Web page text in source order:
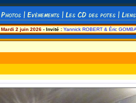
Mardi 2 juin 2026 - Invité : Yannick ROBERT & Éric